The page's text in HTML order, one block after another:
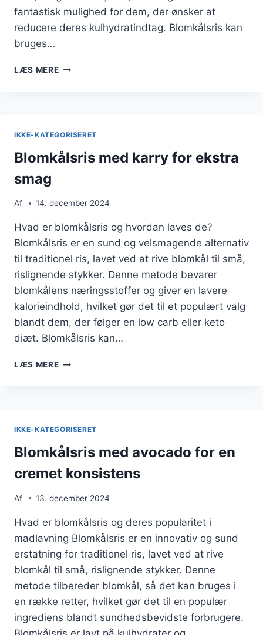
fantastisk mulighed for dem, der ønsker at
reducere deres kulhydratindtag. Blomkålsris kan
bruges…
LÆS MEREBLOMKÅLSRIS
IKKE-KATEGORISERET
Blomkålsris med karry for ekstra
smag
Af 14. december 2024
Hvad er blomkålsris og hvordan laves de?
Blomkålsris er en sund og velsmagende alternativ
til traditionel ris, lavet ved at rive blomkål til små,
rislignende stykker. Denne metode bevarer
blomkålens næringsstoffer og giver en lavere
kalorieindhold, hvilket gør det til et populært valg
blandt dem, der følger en low carb eller keto
diæt. Blomkålsris kan…
LÆS MEREBLOMKÅLSRIS
IKKE-KATEGORISERET
Blomkålsris med avocado for en
cremet konsistens
Af 13. december 2024
Hvad er blomkålsris og deres popularitet i
madlavning Blomkålsris er en innovativ og sund
erstatning for traditionel ris, lavet ved at rive
blomkål til små, rislignende stykker. Denne
metode tilbereder blomkål, så det kan bruges i
en række retter, hvilket gør det til en populær
ingrediens blandt sundhedsbevidste forbrugere.